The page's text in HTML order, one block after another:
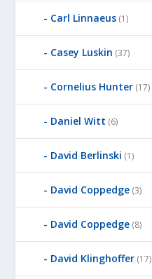
Carl Linnaeus (1)
Casey Luskin (37)
Cornelius Hunter (17)
Daniel Witt (6)
David Berlinski (1)
David Coppedge (3)
David Coppedge (8)
David Klinghoffer (17)